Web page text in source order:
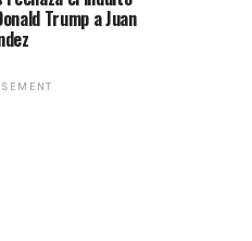
Trump a Juan